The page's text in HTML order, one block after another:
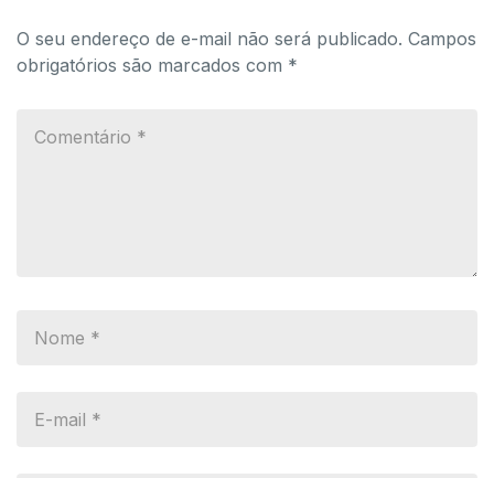
O seu endereço de e-mail não será publicado. Campos
obrigatórios são marcados com *